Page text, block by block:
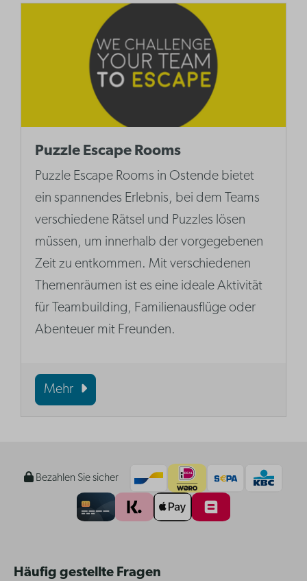
Puzzle Escape Rooms
Puzzle Escape Rooms in Ostende bietet
ein spannendes Erlebnis, bei dem Teams
verschiedene Rätsel und Puzzles lösen
müssen, um innerhalb der vorgegebenen
Zeit zu entkommen. Mit verschiedenen
Themenräumen ist es eine ideale Aktivität
für Teambuilding, Familienausflüge oder
Abenteuer mit Freunden.
Mehr
Bezahlen Sie sicher
Häufig gestellte Fragen